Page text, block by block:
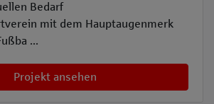
Bedarf
mit dem Hauptaugenmerk
...
Projekt ansehen